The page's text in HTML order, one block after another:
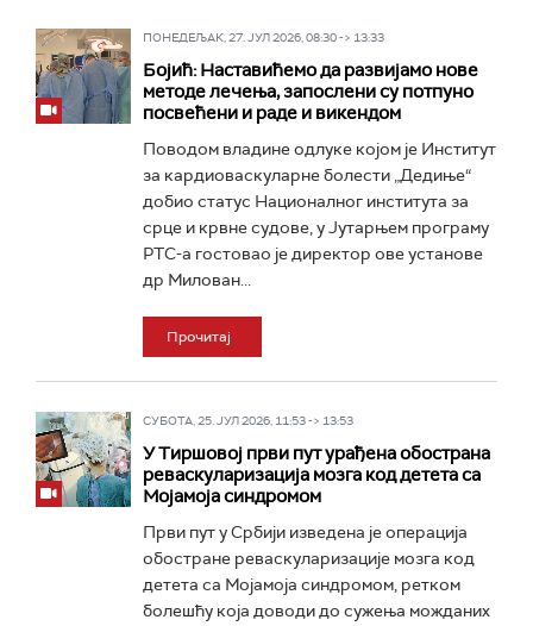
ПОНЕДЕЉАК, 27. ЈУЛ 2026, 08:30 -> 13:33
Бојић: Наставићемо да развијамо нове
методе лечења, запослени су потпуно
посвећени и раде и викендом
Поводом владине одлуке којом је Институт
за кардиоваскуларне болести „Дедиње“
добио статус Националног института за
срце и крвне судове, у Јутарњем програму
РТС-а гостовао је директор ове установе
др Милован...
Прочитај
СУБОТА, 25. ЈУЛ 2026, 11:53 -> 13:53
У Тиршовој први пут урађена обострана
реваскуларизација мозга код детета са
Мојамојa синдромом
Први пут у Србији изведена је операција
обостране реваскуларизације мозга код
детета са Мојамојa синдромом, ретком
болешћу која доводи до сужења можданих